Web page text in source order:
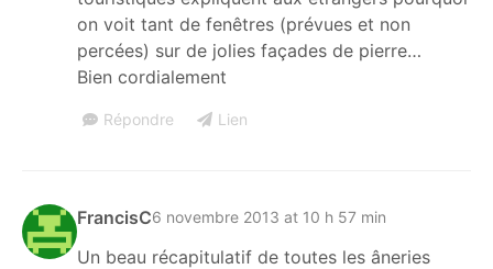
on voit tant de fenêtres (prévues et non
percées) sur de jolies façades de pierre…
Bien cordialement
Répondre Lien
FrancisC6 novembre 2013 at 10 h 57 min
Un beau récapitulatif de toutes les âneries